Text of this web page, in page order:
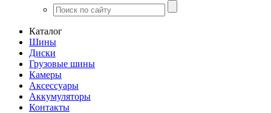
Каталог
Шины
Диски
Грузовые шины
Камеры
Аксессуары
Аккумуляторы
Контакты